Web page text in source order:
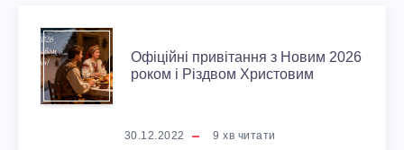
О
Ф
Офіційні привітання з Новим 2026
роком і Різдвом Христовим
30.12.2022 9 хв читати